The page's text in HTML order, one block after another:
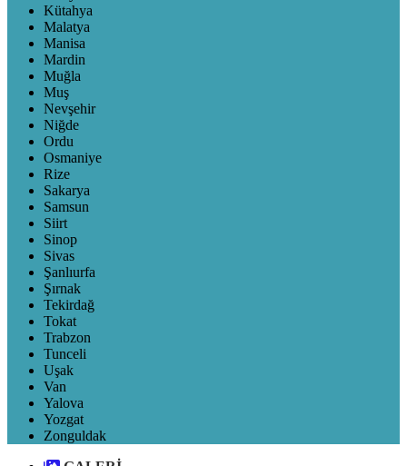
Kütahya
Malatya
Manisa
Mardin
Muğla
Muş
Nevşehir
Niğde
Ordu
Osmaniye
Rize
Sakarya
Samsun
Siirt
Sinop
Sivas
Şanlıurfa
Şırnak
Tekirdağ
Tokat
Trabzon
Tunceli
Uşak
Van
Yalova
Yozgat
Zonguldak